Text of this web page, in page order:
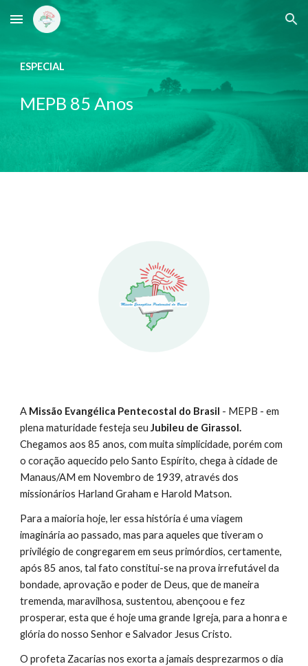
Skip to main content Skip to navigation
ESPECIAL
MEPB 85 Anos
A Missão Evangélica Pentecostal do Brasil - MEPB - em
plena maturidade festeja seuJubileu de Girassol.
Chegamos aos 85 anos, com muita simplicidade, porém com
o coração aquecido pelo Santo Espírito, chega à cidade de
Manaus/AM em Novembro de 1939, através dos
missionários Harland Graham e Harold Matson.
Para a maioria hoje, ler essa história é uma viagem
imaginária ao passado, mas para aqueles que tiveram o
privilégio de congregarem em seus primórdios, certamente,
após 85 anos, tal fato constitui-se na prova irrefutável da
bondade, aprovação e poder de Deus, que de maneira
tremenda, maravilhosa, sustentou, abençoou e fez
prosperar, esta que é hoje uma grande Igreja, para a honra e
glória do nosso Senhor e Salvador Jesus Cristo.
O profeta Zacarias nos exorta a jamais desprezarmos o dia